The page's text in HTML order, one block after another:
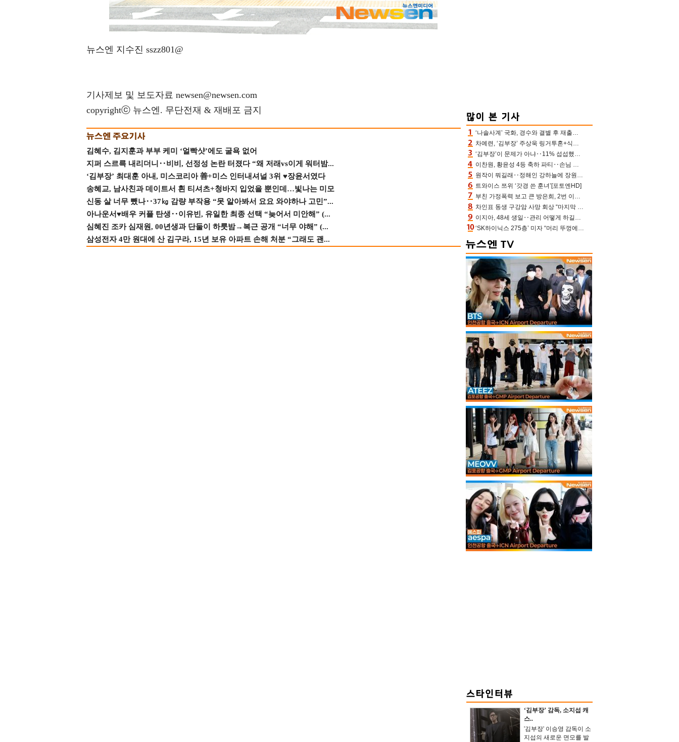
뉴스엔 지수진 sszz801@
기사제보 및 보도자료 newsen@newsen.com
copyrightⓒ 뉴스엔. 무단전재 & 재배포 금지
김혜수, 김지훈과 부부 케미 ‘얼빡샷’에도 굴욕 없어
지퍼 스르륵 내리더니‥비비, 선정성 논란 터졌다 “왜 저래vs이게 워터밤...
‘김부장’ 최대훈 아내, 미스코리아 善+미스 인터내셔널 3위 ♥장윤서였다
송혜교, 남사친과 데이트서 흰 티셔츠+청바지 입었을 뿐인데…빛나는 미모
신동 살 너무 뺐나‥37㎏ 감량 부작용 “못 알아봐서 요요 와야하나 고민”...
아나운서♥배우 커플 탄생‥이유빈, 유일한 최종 선택 “늦어서 미안해” (...
심혜진 조카 심재원, 00년생과 단둘이 하룻밤→복근 공개 “너무 야해” (...
삼성전자 4만 원대에 산 김구라, 15년 보유 아파트 손해 처분 “그래도 괜...
‘나솔사계’ 국화, 경수와 결별 후 재출연…첫인상 3표 몰표
차예련, ‘김부장’ 주상욱 링거투혼+식스팩 비화 “옷 벗는데 아저씨는 안 된다고”(차장금)
‘김부장’이 문제가 아냐‥11% 섭섭했던 ‘재벌X형사2’ 돈·빽 총동원해 컴백 [TV보고서]
이찬원, 황윤성 4등 축하 파티‥손님 모으려 블랙핑크 지수와 친한 척(편스토랑)[어제TV]
원작이 뭐길래‥정해인 강하늘에 장원영까지 참여한 이 영화
트와이스 쯔위 ‘갓경 쓴 훈녀’[포토엔HD]
부친 가정폭력 보고 큰 방은희, 2번 이혼 후 잠수→母 고독사에 자책(특종세상)[어제TV]
차인표 동생 구강암 사망 회상 “마지막 순간 동생 손 잡아준 신애라, 두고두고 고마워” (신애라이프)
이지아, 48세 생일‥관리 어떻게 하길래 놀라운 동안 미모
‘SK하이닉스 275층’ 미자 “머리 뚜껑에서 사, 주식만 안 해도 돈 버는 것”
‘김부장’ 감독, 소지섭 캐
스..
'김부장' 이승영 감독이 소
지섭의 새로운 면모를 발